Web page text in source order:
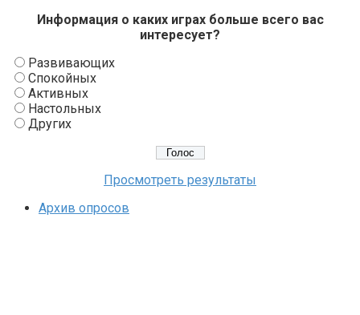
Информация о каких играх больше всего вас
интересует?
Развивающих
Спокойных
Активных
Настольных
Других
Просмотреть результаты
Архив опросов